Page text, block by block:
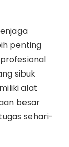
penting
sibuk
alat
besar
sehari-